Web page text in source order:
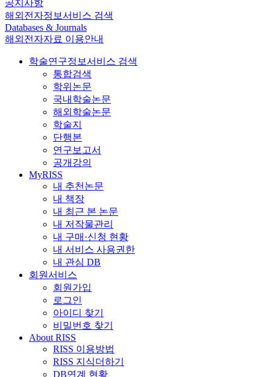
공지사항
해외전자정보서비스 검색
Databases & Journals
해외전자자료 이용안내
학술연구정보서비스 검색
통합검색
학위논문
국내학술논문
해외학술논문
학술지
단행본
연구보고서
공개강의
MyRISS
내 추천논문
내 책장
내 최근 본 논문
내 저작물관리
내 구매·신청 현황
내 서비스 사용권한
내 관심 DB
회원서비스
회원가입
로그인
아이디 찾기
비밀번호 찾기
About RISS
RISS 이용방법
RISS 지식더하기
DB연계 현황